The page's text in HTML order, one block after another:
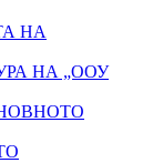
НА
НА „ООУ